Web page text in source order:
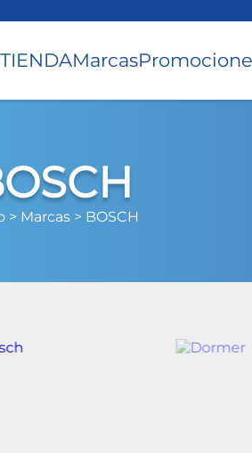
TIENDAMarcas
> Marcas > BOSCH